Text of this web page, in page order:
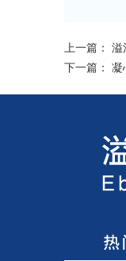
上一篇： 溢
下一篇： 凝